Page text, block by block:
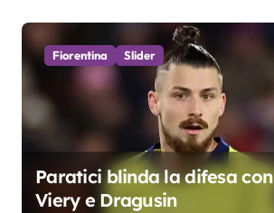
Fiorentina Slider
Paratici blinda la difesa con
Viery e Dragusin